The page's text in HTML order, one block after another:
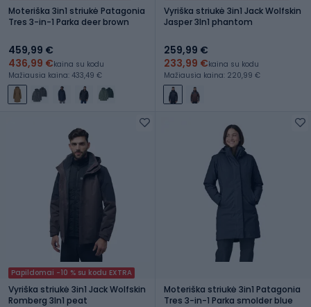
Moteriška 3in1 striukė Patagonia
Tres 3-in-1 Parka deer brown
459,99 €
436,99 €kaina su kodu
Mažiausia kaina: 433,49 €
Vyriška striukė 3in1 Jack Wolfskin
Jasper 3In1 phantom
259,99 €
233,99 €kaina su kodu
Mažiausia kaina: 220,99 €
Papildomai -10 % su kodu EXTRA
Vyriška striukė 3in1 Jack Wolfskin
Romberg 3In1 peat
Moteriška striukė 3in1 Patagonia
Tres 3-in-1 Parka smolder blue